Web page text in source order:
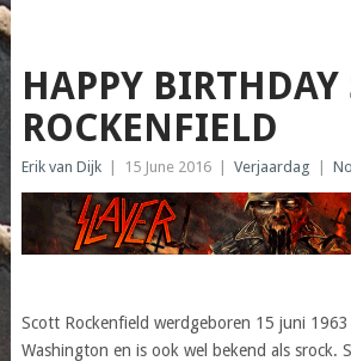
HAPPY BIRTHDAY
ROCKENFIELD
Erik van Dijk 15 June 2016 Verjaardag
Scott Rockenfield werdgeboren 15 juni
Washington en is ook wel bekend als srock.